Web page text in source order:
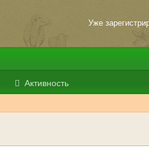
Уже
Активность